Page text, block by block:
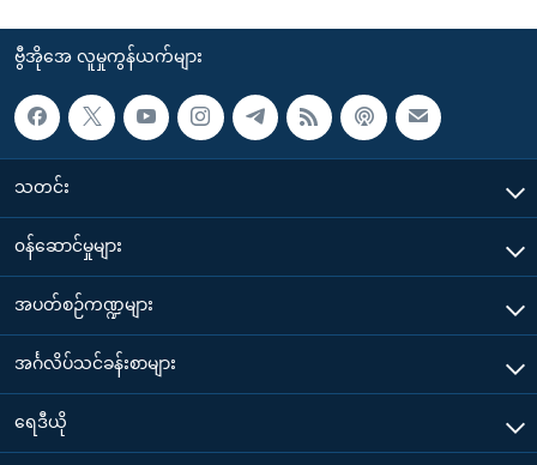
ဗွီအိုအေ လူမှုကွန်ယက်များ
သတင်း
၀န်ဆောင်မှုများ
အပတ်စဉ်ကဏ္ဍများ
အင်္ဂလိပ်သင်ခန်းစာများ
ရေဒီယို